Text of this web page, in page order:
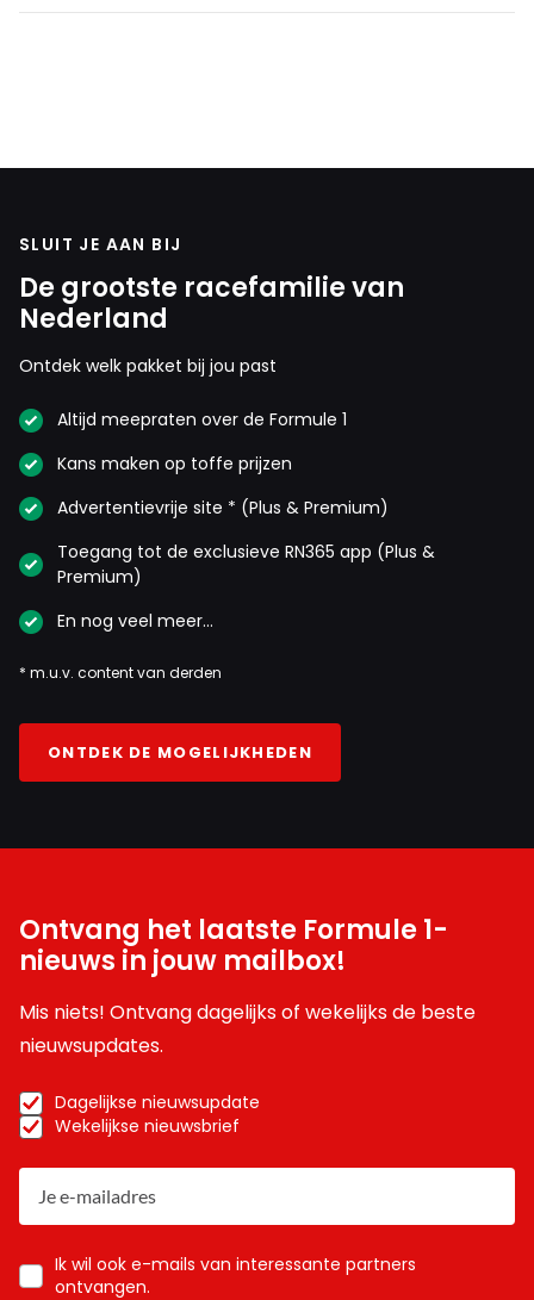
SLUIT JE AAN BIJ
De grootste racefamilie van
Nederland
Ontdek welk pakket bij jou past
Altijd meepraten over de Formule 1
Kans maken op toffe prijzen
Advertentievrije site * (Plus & Premium)
Toegang tot de exclusieve RN365 app (Plus &
Premium)
En nog veel meer…
* m.u.v. content van derden
ONTDEK DE MOGELIJKHEDEN
Ontvang het laatste Formule 1-
nieuws in jouw mailbox!
Mis niets! Ontvang dagelijks of wekelijks de beste
nieuwsupdates.
Dagelijkse nieuwsupdate
Wekelijkse nieuwsbrief
Ik wil ook e-mails van interessante partners
ontvangen.